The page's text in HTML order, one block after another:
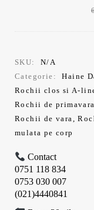
SKU:
N/A
Categorie:
Haine
Rochii clos si A-
Rochii de primavara
Rochii de vara,
mulata pe corp
Contact
0751 118 834
0753 030 007
(021)4440841